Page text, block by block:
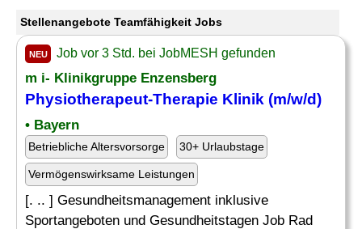
Stellenangebote Teamfähigkeit Jobs
NEU Job vor 3 Std. bei JobMESH gefunden
m i- Klinikgruppe Enzensberg
Physiotherapeut-Therapie Klinik (m/w/d)
• Bayern
Betriebliche Altersvorsorge 30+ Urlaubstage
Vermögenswirksame Leistungen
[. .. ] Gesundheitsmanagement inklusive
Sportangeboten und Gesundheitstagen Job Rad